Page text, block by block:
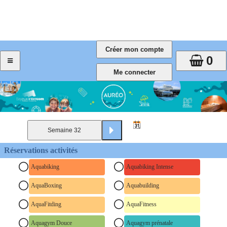
0
Réservations activités
Aquabiking Aquabiking Intense
AquaBoxing Aquabuilding
AquaFitding AquaFitness
Aquagym Douce Aquagym prénatale